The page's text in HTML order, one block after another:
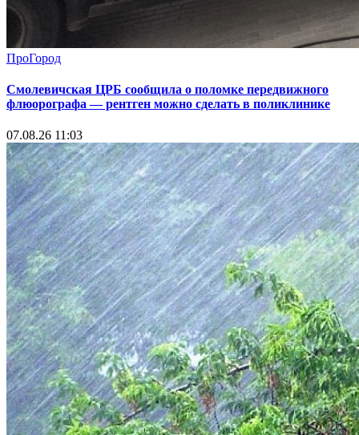
ПроГород
Смолевичская ЦРБ сообщила о поломке передвижного
флюорографа — рентген можно сделать в поликлинике
07.08.26 11:03